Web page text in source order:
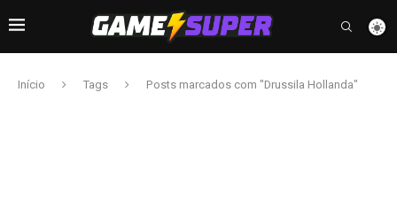
Início Tags Posts marcados com "Drussila Hollanda"